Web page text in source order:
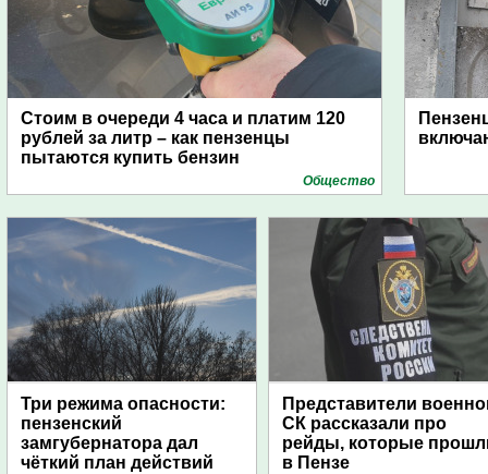
Стоим в очереди 4 часа и платим 120
рублей за литр – как пензенцы
пытаются купить бензин
Общество
Три режима опасности:
пензенский
замгубернатора дал
чёткий план действий
Представители
СК рассказали про
рейды, которые
в Пензе